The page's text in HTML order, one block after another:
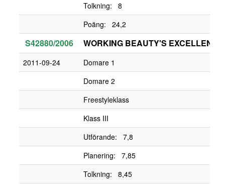
Tolkning: 8
Poäng: 24,2
S42880/2006 WORKING BEAUTY'S EXCELLENT
2011-09-24
Domare 1
Domare 2
Freestyleklass
Klass III
Utförande: 7,8
Planering: 7,85
Tolkning: 8,45